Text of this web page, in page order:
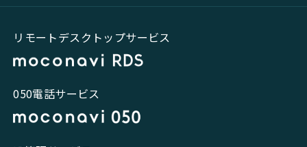
リモートデスクトップサービス
050電話サービス